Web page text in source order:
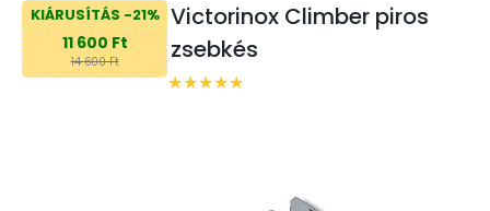
KIÁRUSÍTÁS -21%
11 600 Ft
14 600 Ft
Victorinox Climber piros
zsebkés